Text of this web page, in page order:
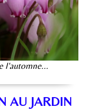
l'automne...
AU JARDIN